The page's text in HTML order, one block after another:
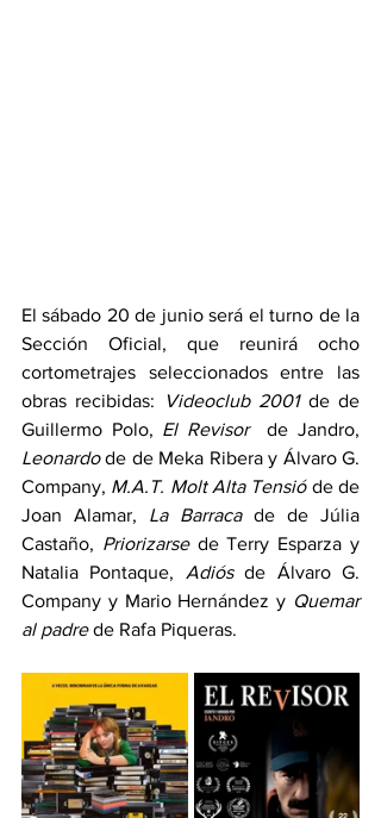
El sábado 20 de junio será el turno de la
Sección Oficial, que reunirá ocho
cortometrajes seleccionados entre las
obras recibidas:
Videoclub 2001 de de
Guillermo Polo, El Revisor
Leonardo de de Meka Ribera y Álvaro G.
Company, M.A.T. Molt Alta Tensió de de
Joan Alamar, La Barraca de de Júlia
Castaño, Priorizarse de Terry Esparza y
Natalia Pontaque, Adiós de Álvaro G.
Company y Mario Hernández y Quemar
al padre de Rafa Piqueras.